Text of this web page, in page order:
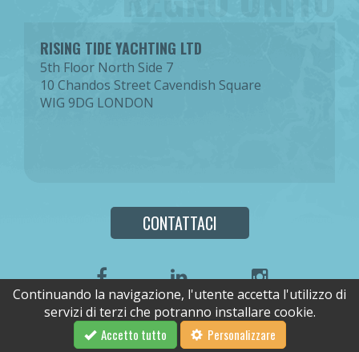
RISING TIDE YACHTING LTD
5th Floor North Side 7
10 Chandos Street Cavendish Square
WIG 9DG LONDON
CONTATTACI
Copyright © 2026 Mappa del sito
Impronta
Powered by Profil Digital
Continuando la navigazione, l'utente accetta l'utilizzo di
servizi di terzi che potranno installare cookie.
Accetto tutto
Personalizzare
Configurazione dei cookies